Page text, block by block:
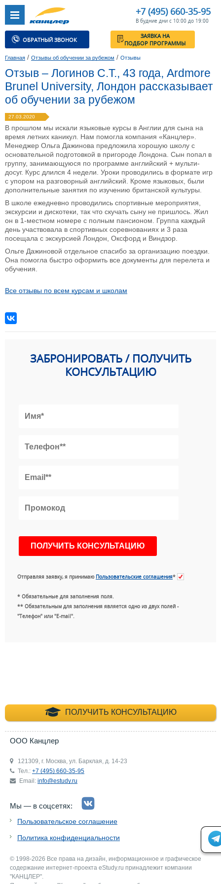
+7 (495) 660-35-95
В будние дни с 10:00 до 19:00
ОБРАТНЫЙ ЗВОНОК
ЗАЯВКА НА
ПОДБОР ПРОГРАММЫ
Главная / Отзывы об обучении за рубежом / Отзывы
Отзыв – Логинов С.Т., 43 года, Ardmore
Brunel University, Лондон рассказывает
об обучении за рубежом
27.03.2020
В прошлом мы искали языковые курсы в Англии для сына на
время летних каникул. Нам помогла компания «Канцлер».
Менеджер Ольга Дажинова предложила хорошую школу с
основательной подготовкой в пригороде Лондона. Сын попал в
группу, занимающуюся по программе английский + мульти-
досуг. Курс длился 4 недели. Уроки проводились в формате игр
с упором на разговорный английский. Кроме языковых, были
дополнительные занятия по изучению британской культуры.
В школе ежедневно проводились спортивные мероприятия,
экскурсии и дискотеки, так что скучать сыну не пришлось. Жил
он в 1-местном номере с полным пансионом. Группа каждый
день участвовала в спортивных соревнованиях и 3 раза
посещала с экскурсией Лондон, Оксфорд и Виндзор.
Ольге Дажиновой отдельное спасибо за организацию поездки.
Она помогла быстро оформить все документы для перелета и
обучения.
Все отзывы по всем курсам и школам
ЗАБРОНИРОВАТЬ / ПОЛУЧИТЬ
КОНСУЛЬТАЦИЮ
Отправляя заявку, я принимаю Пользовательские соглашения*
* Обязательные для заполнения поля.
** Обязательным для заполнения является одно из двух полей -
"Телефон" или "E-mail".
ПОЛУЧИТЬ КОНСУЛЬТАЦИЮ
+7 (495) 660-35-
ООО Канцлер
121309, г. Москва, ул. Барклая, д. 14-23
Тел.: +7 (495) 660-35-95
Email: info@estudy.ru
Мы — в соцсетях:
Пользовательское соглашение
Политика конфиденциальности
© 1998-2026 Все права на дизайн, информационное и графическое
содержание интернет-проекта eStudy.ru принадлежит компании
"КАНЦЛЕР".